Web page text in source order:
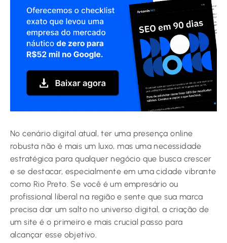
No cenário digital atual, ter uma presença online
robusta não é mais um luxo, mas uma necessidade
estratégica para qualquer negócio que busca crescer
e se destacar, especialmente em uma cidade vibrante
como Rio Preto. Se você é um empresário ou
profissional liberal na região e sente que sua marca
precisa dar um salto no universo digital, a criação de
um site é o primeiro e mais crucial passo para
alcançar esse objetivo.